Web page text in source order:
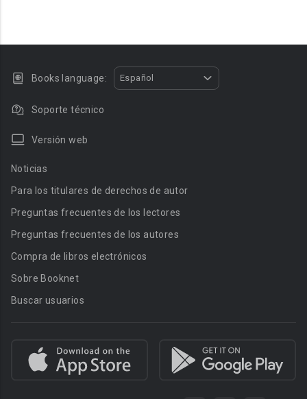
Books language: Español
Soporte técnico
Versión web
Noticias
Para los titulares de derechos de autor
Preguntas frecuentes de los lectores
Preguntas frecuentes de los autores
Compra de libros electrónicos
Sobre Booknet
Buscar usuarios